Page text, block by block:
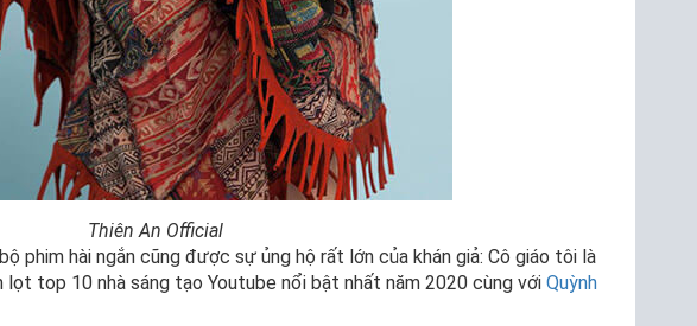
Thiên An Official
phim hài ngắn cũng được sự ủng hộ rất lớn của khán giả: Cô giáo tôi là
lọt top 10 nhà sáng tạo Youtube nổi bật nhất năm 2020 cùng với Quỳnh